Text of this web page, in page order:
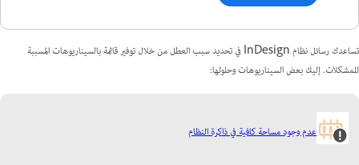
تساعدك رسائل نظام InDesign في تحديد سبب العطل من خلال توفير قائمة بالسيناريوهات المسببة
للمشكلات. إليك بعض السيناريوهات وحلولها:
عدم وجود مساحة كافية في ذاكرة النظام